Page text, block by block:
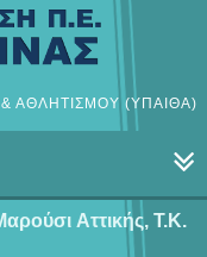
ΑΘΛΗΤΙΣΜΟΥ (ΥΠΑΙΘΑ)
Αττικής, Τ.Κ.